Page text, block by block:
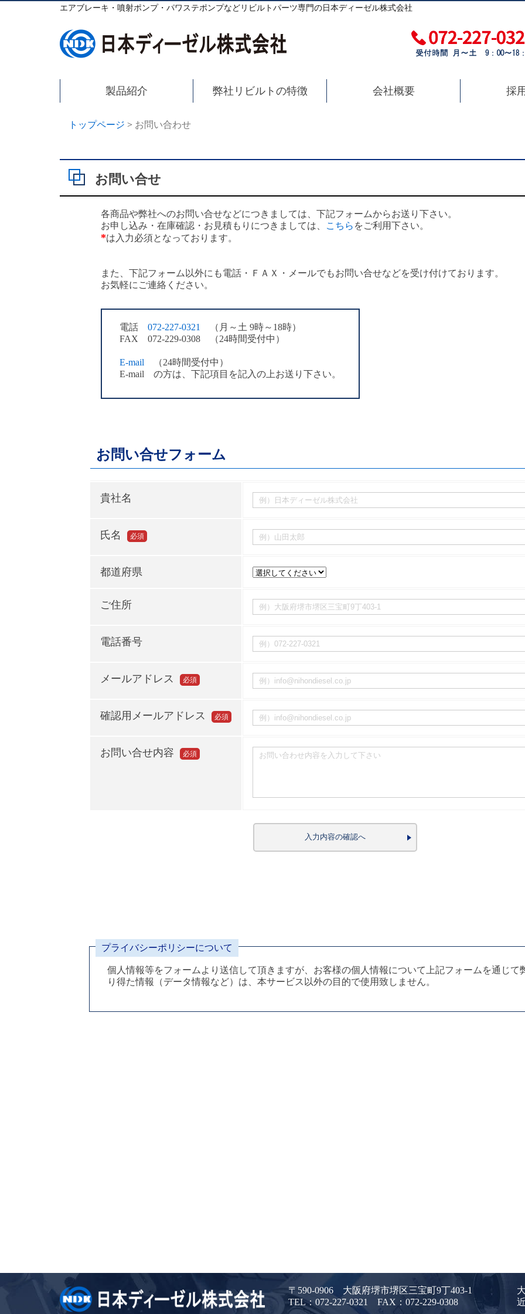
エアブレーキ・噴射ポンプ・パワステポンプなどリビルトパーツ専門の日本ディーゼル株式会社
製品紹介 弊社リビルトの特徴 会社概要 採
トップページ > お問い合わせ
お問い合せ
各商品や弊社へのお問い合せなどにつきましては、下記フォームからお送り下さい。
お申し込み・在庫確認・お見積もりにつきましては、
こちら をご利用下さい。
*は入力必須となっております。
また、下記フォーム以外にも電話・ＦＡＸ・メールでもお問い合せなどを受け付けております。
お気軽にご連絡ください。
電話 072-227-0321
（月～土 9時～18時）
FAX 072-229-0308 （24時間受付中）
E-mail （24時間受付中）
E-mail の方は、下記項目を記入の上お送り下さい。
お問い合せフォーム
貴社名
氏名 必須
都道府県
ご住所
電話番号
メールアドレス 必須
確認用メールアドレス 必須
お問い合せ内容 必須
個人情報等をフォームより送信して頂きますが、お客様の個人情報について上記フォームを通じて
り得た情報（データ情報など）は、本サービス以外の目的で使用致しません。
〒590-0906 大阪府堺市堺区三宝町9丁403-1
TEL：072-227-0321 FAX：072-229-0308